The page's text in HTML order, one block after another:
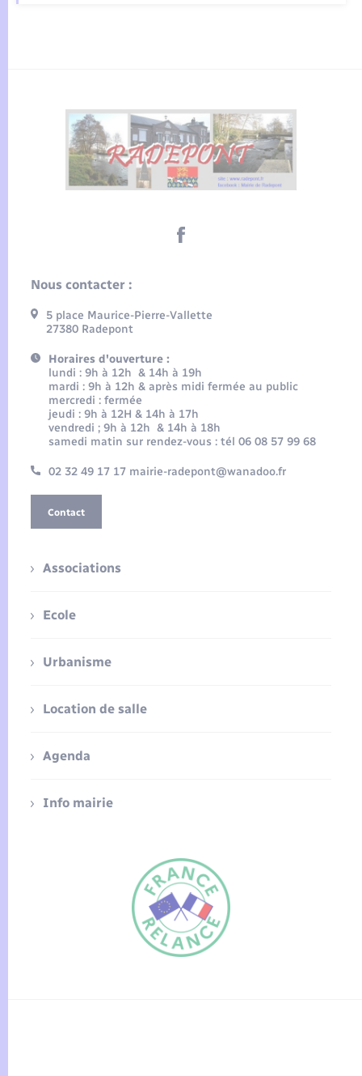
FR
Nous contacter :
5 place Maurice-Pierre-Vallette
27380 Radepont
Horaires d'ouverture :
lundi : 9h à 12h & 14h à 19h
mardi : 9h à 12h & après midi fermée au public
mercredi : fermée
jeudi : 9h à 12H & 14h à 17h
vendredi ; 9h à 12h & 14h à 18h
samedi matin sur rendez-vous : tél 06 08 57 99 68
02 32 49 17 17 mairie-radepont@wanadoo.fr
Contact
Associations
Ecole
Urbanisme
Location de salle
Agenda
Info mairie